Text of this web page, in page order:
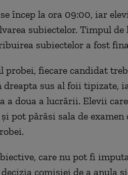
încep la ora 09:00, iar
subiectelor. Timpul
subiectelor a fost
probei, fiecare candidat
sus al foii tipizate,
a doua a lucrării. Elevii
pot părăsi sala de
care nu pot fi
comisiei de a anula